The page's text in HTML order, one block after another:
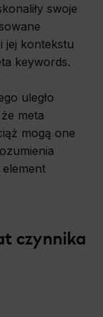
swoje
jej kontekstu
keywords.
uległo
meta
mogą one
czynnika